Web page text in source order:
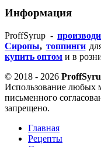
Информация
ProffSyrup -
Сиропы, топпинги
купить оптом и в
© 2018 - 2026
Использование любых
письменного
запрещено.
Главная
Рецепты